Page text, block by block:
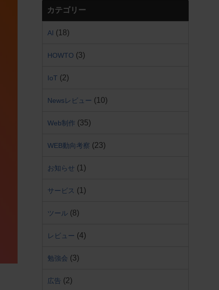
カテゴリー
AI (18)
HOWTO (3)
IoT (2)
Newsレビュー (10)
Web制作 (35)
WEB動向考察 (23)
お知らせ (1)
サービス (1)
ツール (8)
レビュー (4)
勉強会 (3)
広告 (2)